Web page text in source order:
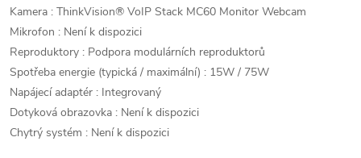
Kamera : ThinkVision® VoIP Stack MC60 Monitor Webcam
Mikrofon : Není k dispozici
Reproduktory : Podpora modulárních reproduktorů
Spotřeba energie (typická / maximální) : 15W / 75W
Napájecí adaptér : Integrovaný
Dotyková obrazovka : Není k dispozici
Chytrý systém : Není k dispozici